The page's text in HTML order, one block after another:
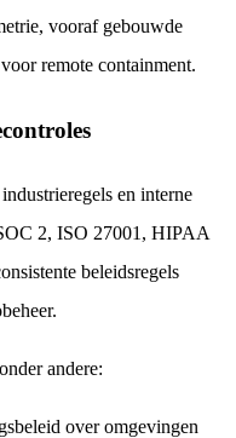
vooraf gebouwde
remote containment.
en interne
2, ISO 27001, HIPAA
beleidsregels
andere:
over omgevingen